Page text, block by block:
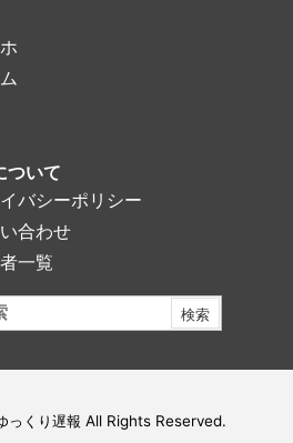
ついて
バシーポリシー
合わせ
一覧
っくり遅報 All Rights Reserved.